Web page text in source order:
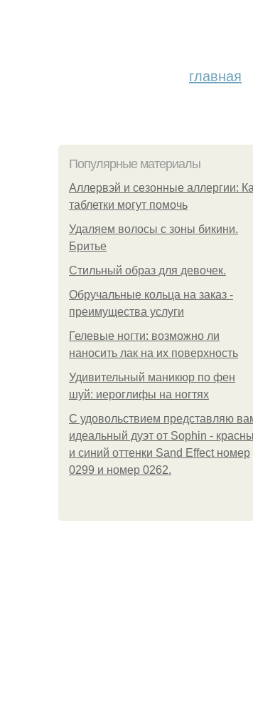
главная
Популярные материалы
Аллервэй и сезонные аллергии:
таблетки могут помочь
Удаляем волосы с зоны бикини.
Бритье
Стильный образ для девочек.
Обручальные кольца на заказ -
преимущества услуги
Гелевые ногти: возможно ли
наносить лак на их поверхность
Удивительный маникюр по фен
шуй: иероглифы на ногтях
С удовольствием представляю
идеальный дуэт от Sophin -
и синий оттенки Sand Effect номер
0299 и номер 0262.